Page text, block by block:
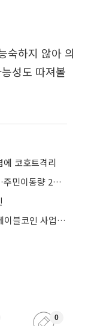
숙하지 않아 의
성도 따져볼
코호트격리
“코로나19 감염 재생산지수 다시 1 넘어…주민이동량 2주 연속 증가”
마스터카드, BVNK 18억 달러 인수로 스테이블코인 사업 본격 확장
0